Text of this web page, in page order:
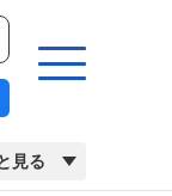
見る